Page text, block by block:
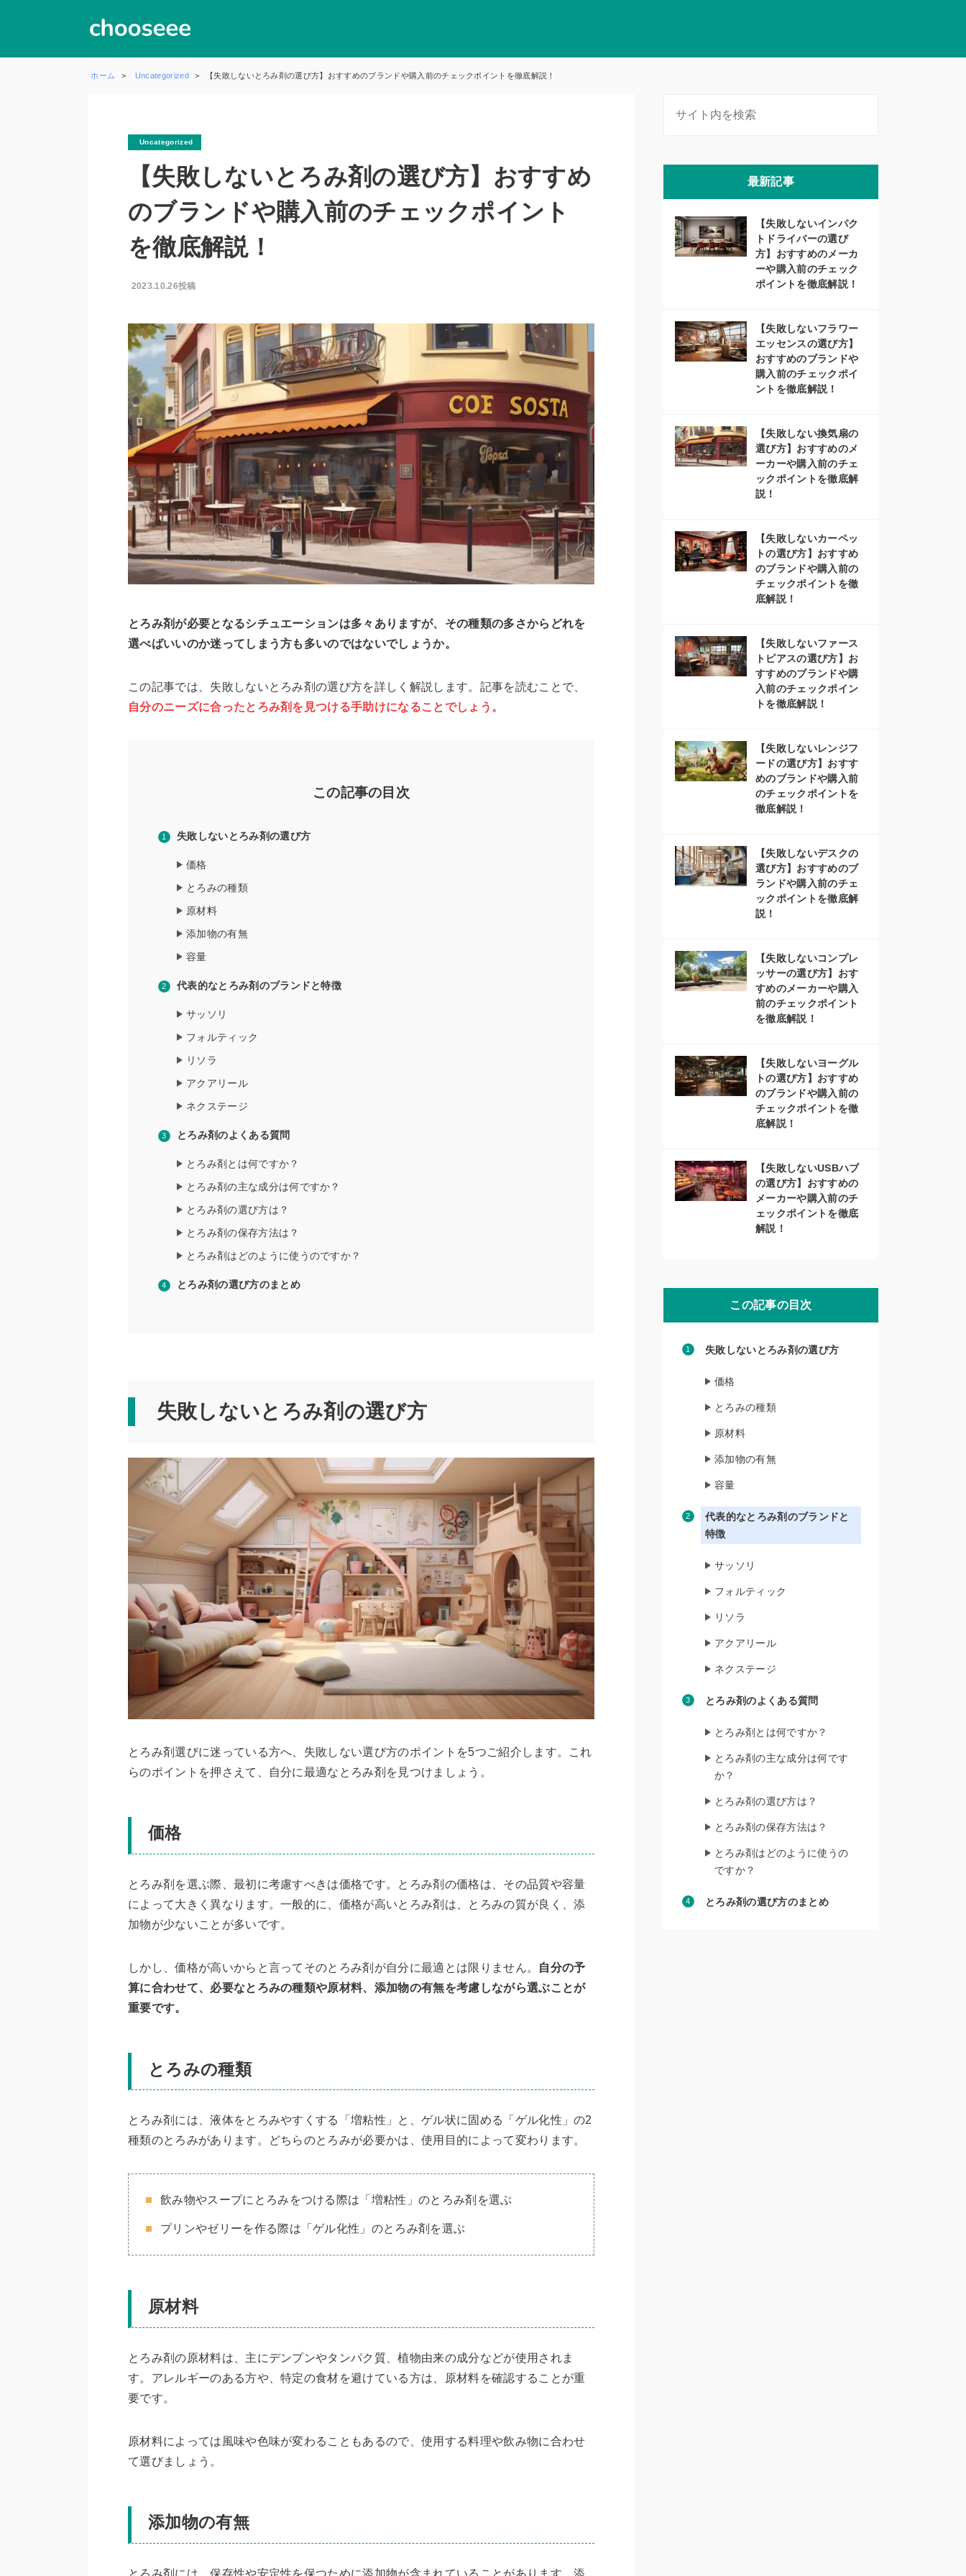
ホーム Uncategorized 【失敗しないとろみ剤の選び方】おすすめのブランドや購入前のチェックポイントを徹底解説！
Uncategorized
【失敗しないとろみ剤の選び方】おすすめ
のブランドや購入前のチェックポイント
を徹底解説！
2023.10.26投稿
とろみ剤が必要となるシチュエーションは多々ありますが、その種類の多さからどれを
選べばいいのか迷ってしまう方も多いのではないでしょうか。
この記事では、失敗しないとろみ剤の選び方を詳しく解説します。記事を読むことで、
自分のニーズに合ったとろみ剤を見つける手助けになることでしょう。
この記事の目次
失敗しないとろみ剤の選び方
価格
とろみの種類
原材料
添加物の有無
容量
代表的なとろみ剤のブランドと特徴
サッソリ
フォルティック
リソラ
アクアリール
ネクステージ
とろみ剤のよくある質問
とろみ剤とは何ですか？
とろみ剤の主な成分は何ですか？
とろみ剤の選び方は？
とろみ剤の保存方法は？
とろみ剤はどのように使うのですか？
とろみ剤の選び方のまとめ
失敗しないとろみ剤の選び方
とろみ剤選びに迷っている方へ、失敗しない選び方のポイントを5つご紹介します。これ
らのポイントを押さえて、自分に最適なとろみ剤を見つけましょう。
価格
とろみ剤を選ぶ際、最初に考慮すべきは価格です。とろみ剤の価格は、その品質や容量
によって大きく異なります。一般的に、価格が高いとろみ剤は、とろみの質が良く、添
加物が少ないことが多いです。
しかし、価格が高いからと言ってそのとろみ剤が自分に最適とは限りません。
自分の予
算に合わせて、必要なとろみの種類や原材料、添加物の有無を考慮しながら選ぶことが
重要です。
とろみの種類
とろみ剤には、液体をとろみやすくする「増粘性」と、ゲル状に固める「ゲル化性」の2
種類のとろみがあります。どちらのとろみが必要かは、使用目的によって変わります。
飲み物やスープにとろみをつける際は「増粘性」のとろみ剤を選ぶ
プリンやゼリーを作る際は「ゲル化性」のとろみ剤を選ぶ
原材料
とろみ剤の原材料は、主にデンプンやタンパク質、植物由来の成分などが使用されま
す。アレルギーのある方や、特定の食材を避けている方は、原材料を確認することが重
要です。
原材料によっては風味や色味が変わることもあるので、使用する料理や飲み物に合わせ
て選びましょう。
添加物の有無
とろみ剤には、保存性や安定性を保つために添加物が含まれていることがあります。添
最新記事
【失敗しないインパク
トドライバーの選び
方】おすすめのメーカ
ーや購入前のチェック
ポイントを徹底解説！
【失敗しないフラワー
エッセンスの選び方】
おすすめのブランドや
購入前のチェックポイ
ントを徹底解説！
【失敗しない換気扇の
選び方】おすすめのメ
ーカーや購入前のチェ
ックポイントを徹底解
説！
【失敗しないカーペッ
トの選び方】おすすめ
のブランドや購入前の
チェックポイントを徹
底解説！
【失敗しないファース
トピアスの選び方】お
すすめのブランドや購
入前のチェックポイン
トを徹底解説！
【失敗しないレンジフ
ードの選び方】おすす
めのブランドや購入前
のチェックポイントを
徹底解説！
【失敗しないデスクの
選び方】おすすめのブ
ランドや購入前のチェ
ックポイントを徹底解
説！
【失敗しないコンプレ
ッサーの選び方】おす
すめのメーカーや購入
前のチェックポイント
を徹底解説！
【失敗しないヨーグル
トの選び方】おすすめ
のブランドや購入前の
チェックポイントを徹
底解説！
【失敗しないUSBハブ
の選び方】おすすめの
メーカーや購入前のチ
ェックポイントを徹底
解説！
この記事の目次
失敗しないとろみ剤の選び方
価格
とろみの種類
原材料
添加物の有無
容量
代表的なとろみ剤のブランドと
特徴
サッソリ
フォルティック
リソラ
アクアリール
ネクステージ
とろみ剤のよくある質問
とろみ剤とは何ですか？
とろみ剤の主な成分は何です
か？
とろみ剤の選び方は？
とろみ剤の保存方法は？
とろみ剤はどのように使うの
ですか？
とろみ剤の選び方のまとめ